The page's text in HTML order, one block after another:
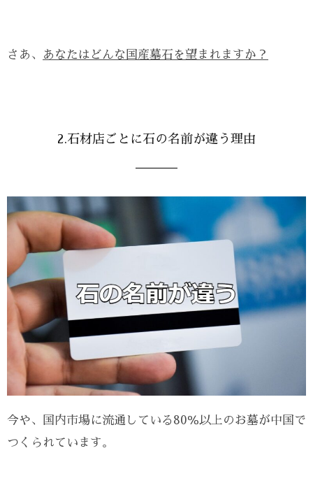
さあ、 あなたはどんな国産墓石を望まれますか？
2.石材店ごとに石の名前が違う理由
今や、国内市場に流通している80％以上のお墓が中国で
つくられています。